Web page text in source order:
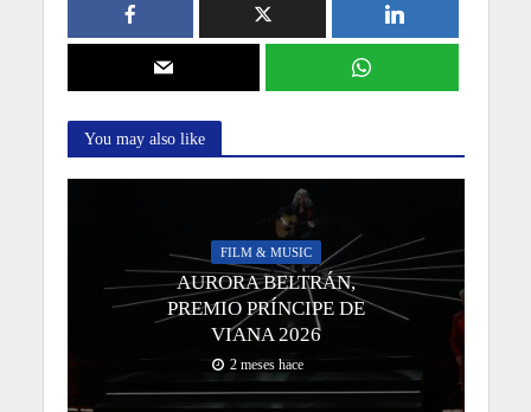
You may also like
FILM & MUSIC
AURORA BELTRÁN,
PREMIO PRÍNCIPE DE
VIANA 2026
2 meses hace